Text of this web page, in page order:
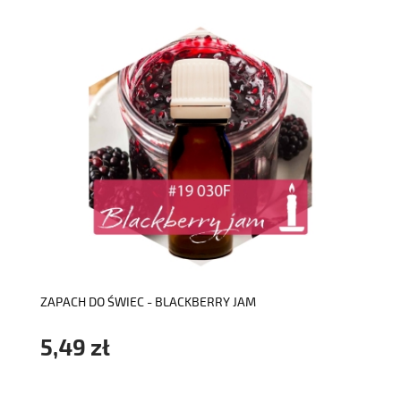
ZAPACH DO ŚWIEC - BLACKBERRY JAM
5,49 zł
do koszyka